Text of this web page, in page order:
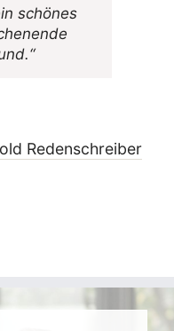
schönes
Reden­schreiber